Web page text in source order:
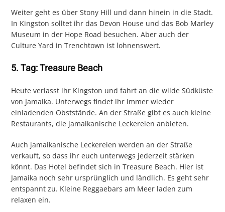
Weiter geht es über Stony Hill und dann hinein in die Stadt.
In Kingston solltet ihr das Devon House und das Bob Marley
Museum in der Hope Road besuchen. Aber auch der
Culture Yard in Trenchtown ist lohnenswert.
5. Tag: Treasure Beach
Heute verlasst ihr Kingston und fahrt an die wilde Südküste
von Jamaika. Unterwegs findet ihr immer wieder
einladenden Obststände. An der Straße gibt es auch kleine
Restaurants, die jamaikanische Leckereien anbieten.
Auch jamaikanische Leckereien werden an der Straße
verkauft, so dass ihr euch unterwegs jederzeit stärken
könnt. Das Hotel befindet sich in Treasure Beach. Hier ist
Jamaika noch sehr ursprünglich und ländlich. Es geht sehr
entspannt zu. Kleine Reggaebars am Meer laden zum
relaxen ein.